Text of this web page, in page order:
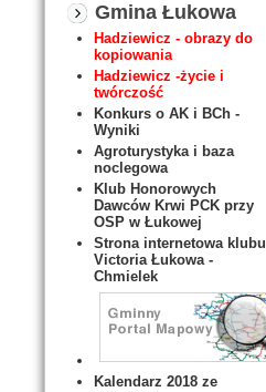
Gmina Łukowa
Hadziewicz - obrazy do
kopiowania
Hadziewicz -życie i
twórczość
Konkurs o AK i BCh -
Wyniki
Agroturystyka i baza
noclegowa
Klub Honorowych
Dawców Krwi PCK przy
OSP w Łukowej
Strona internetowa klubu
Victoria Łukowa -
Chmielek
Kalendarz 2018 ze